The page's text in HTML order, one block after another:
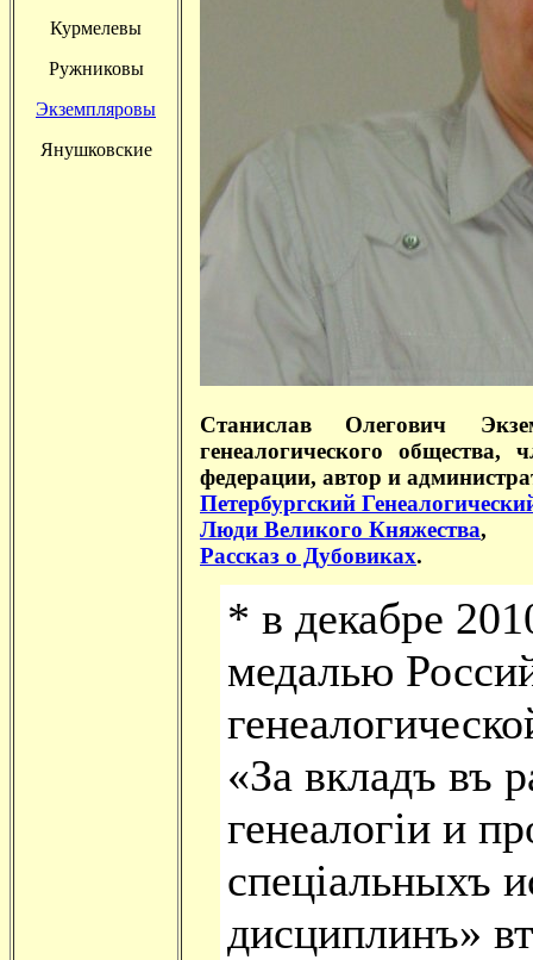
Курмелевы
Ружниковы
Экземпляровы
Янушковские
Станислав Олегович
генеалогического общества,
федерации, автор и
Петербургский
Люди Великого Княжества,
Рассказ о Дубовиках.
* в декабре
медалью
«За вкладъ въ
генеалогiи и
спецiальныхъ
дисциплинъ»